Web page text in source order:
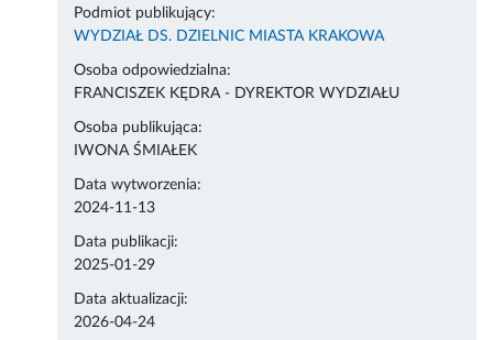
Podmiot publikujący:
WYDZIAŁ DS. DZIELNIC MIASTA KRAKOWA
Osoba odpowiedzialna:
FRANCISZEK KĘDRA - DYREKTOR WYDZIAŁU
Osoba publikująca:
IWONA ŚMIAŁEK
Data wytworzenia:
2024-11-13
Data publikacji:
2025-01-29
Data aktualizacji:
2026-04-24